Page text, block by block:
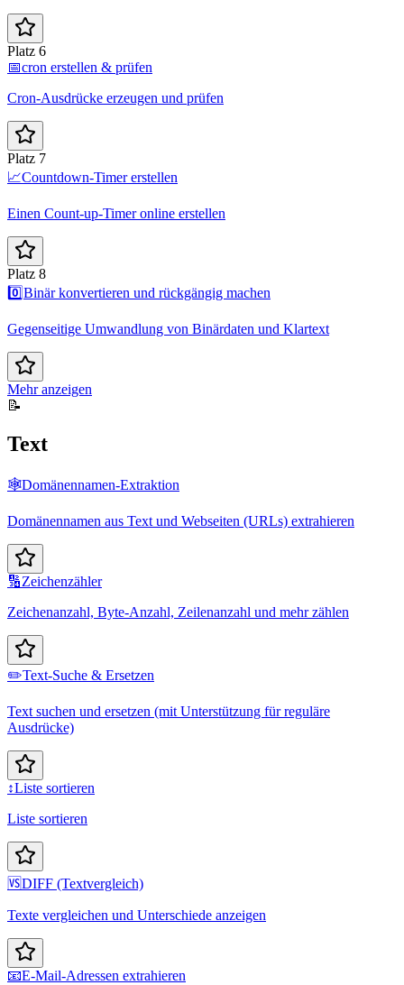
Platz 6
📅cron erstellen & prüfen
Cron-Ausdrücke erzeugen und prüfen
Platz 7
📈Countdown-Timer erstellen
Einen Count-up-Timer online erstellen
Platz 8
0️⃣Binär konvertieren und rückgängig machen
Gegenseitige Umwandlung von Binärdaten und Klartext
Mehr anzeigen
📝
Text
🕸️Domänennamen-Extraktion
Domänennamen aus Text und Webseiten (URLs) extrahieren
🔢Zeichenzähler
Zeichenanzahl, Byte-Anzahl, Zeilenanzahl und mehr zählen
✏️Text-Suche & Ersetzen
Text suchen und ersetzen (mit Unterstützung für reguläre
Ausdrücke)
↕️Liste sortieren
Liste sortieren
🆚DIFF (Textvergleich)
Texte vergleichen und Unterschiede anzeigen
📧E-Mail-Adressen extrahieren